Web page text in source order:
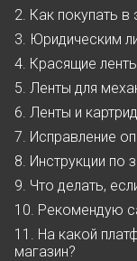
2. Как покупать в
3. Юридическим
4. Красящие ленты
5. Ленты для
6. Ленты и
7. Исправление
8. Инструкции по
9. Что делать,
10. Рекомендую
11. На какой
магазин?